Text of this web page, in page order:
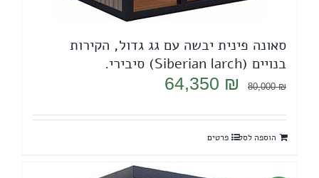
סאונה פינית יבשה עם גג גדול, הקירות
בנויים (Siberian larch) סיבירי.
80,000₪
המחיר
היה:
80,000 ₪.
64,350 ₪
הוא:
הוספה לסל פרטים